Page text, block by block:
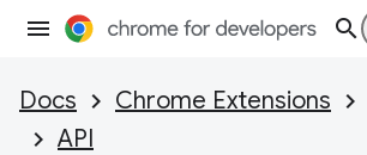
Docs Chrome Extensions
API